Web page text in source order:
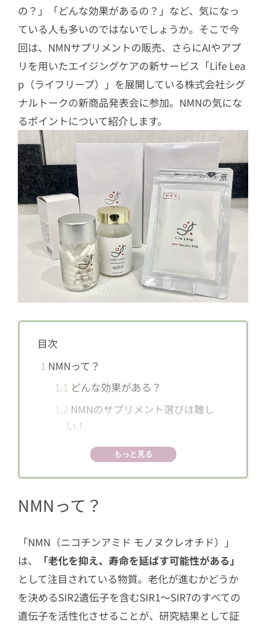
の？」「どんな効果があるの？」など、気になっ
ている人も多いのではないでしょうか。そこで今
回は、NMNサプリメントの販売、さらにAIやアプ
リを用いたエイジングケアの新サービス「Life Lea
p（ライフリープ）」を展開している株式会社シグ
ナルトークの新商品発表会に参加。NMNの気にな
るポイントについて紹介します。
目次
1 NMNって？
1.1 どんな効果がある？
1.2 NMNのサプリメント選びは難し
い！
シグナルトークの「NMN」サプリメン
トが選ばれる理由
fe Leap」とは？
もっと見る
NMNって？
「NMN（ニコチンアミド モノヌクレオチド）」
は、
「老化を抑え、寿命を延ばす可能性がある」
として注目されている物質。老化が進むかどうか
を決めるSIR2遺伝子を含むSIR1～SIR7のすべての
遺伝子を活性化させることが、研究結果として証